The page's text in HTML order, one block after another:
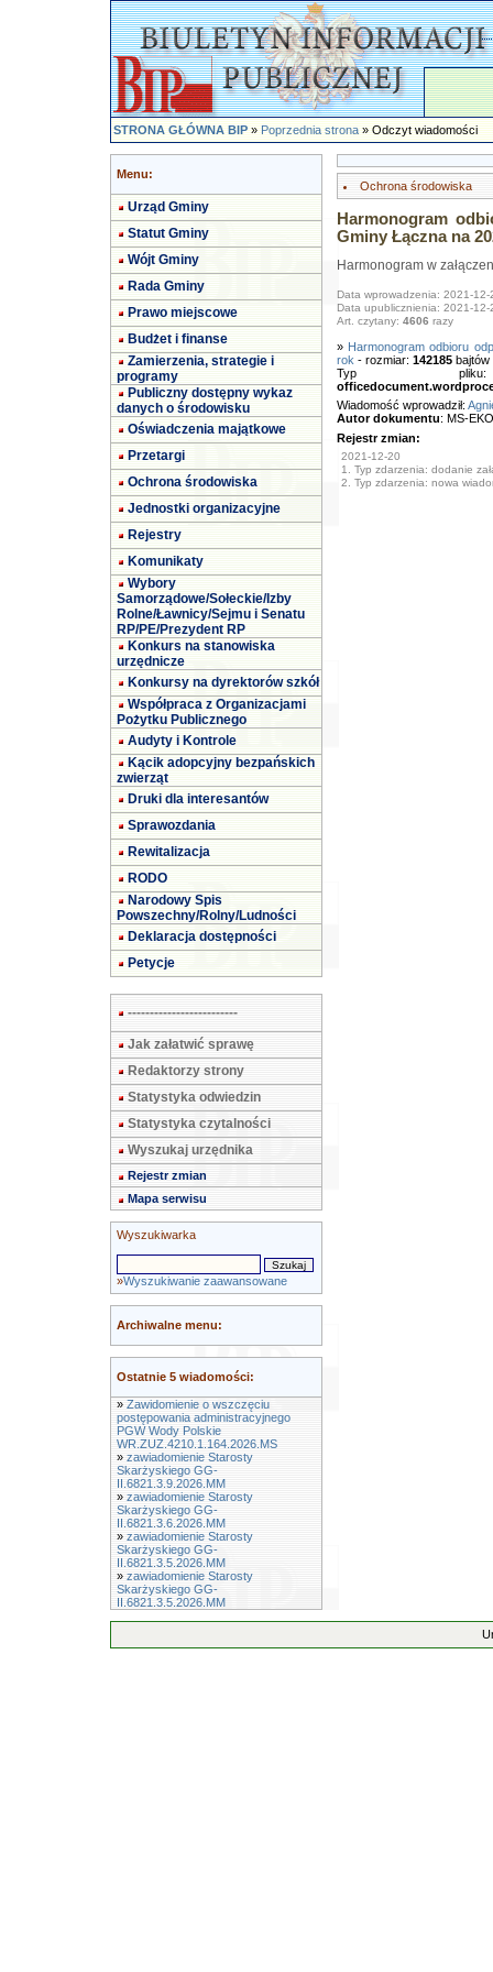
STRONA GŁÓWNA BIP»Poprzednia strona» Odczyt wiadomości
Menu:
Urząd Gminy
Statut Gminy
Wójt Gminy
Rada Gminy
Prawo miejscowe
Budżet i finanse
Zamierzenia, strategie i
programy
Publiczny dostępny wykaz
danych o środowisku
Oświadczenia majątkowe
Przetargi
Ochrona środowiska
Jednostki organizacyjne
Rejestry
Komunikaty
Wybory
Samorządowe/Sołeckie/Izby
Rolne/Ławnicy/Sejmu i Senatu
RP/PE/Prezydent RP
Konkurs na stanowiska
urzędnicze
Konkursy na dyrektorów szkół
Współpraca z Organizacjami
Pożytku Publicznego
Audyty i Kontrole
Kącik adopcyjny bezpańskich
zwierząt
Druki dla interesantów
Sprawozdania
Rewitalizacja
RODO
Narodowy Spis
Powszechny/Rolny/Ludności
Deklaracja dostępności
Petycje
-------------------------
Jak załatwić sprawę
Redaktorzy strony
Statystyka odwiedzin
Statystyka czytalności
Wyszukaj urzędnika
Rejestr zmian
Mapa serwisu
Wyszukiwarka
»Wyszukiwanie zaawansowane
Archiwalne menu:
Ostatnie 5 wiadomości:
» Zawidomienie o wszczęciu
postępowania administracyjnego
PGW Wody Polskie
WR.ZUZ.4210.1.164.2026.MS
» zawiadomienie Starosty
Skarżyskiego GG-
II.6821.3.9.2026.MM
» zawiadomienie Starosty
Skarżyskiego GG-
II.6821.3.6.2026.MM
» zawiadomienie Starosty
Skarżyskiego GG-
II.6821.3.5.2026.MM
» zawiadomienie Starosty
Skarżyskiego GG-
II.6821.3.5.2026.MM
Ochrona środowiska
Harmonogram
Gminy Łączna na
Harmonogram w
Data wprowadzenia: 2021-12-
Data upublicznienia: 2021-12-
Art. czytany: 4606 razy
» Harmonogram odbioru
rok - rozmiar: 142185bajtów
Typ
Wiadomość wprowadził:
Autor dokumentu: MS-
Rejestr zmian:
2021-12-20
1. Typ zdarzenia: dodanie
2. Typ zdarzenia: nowa